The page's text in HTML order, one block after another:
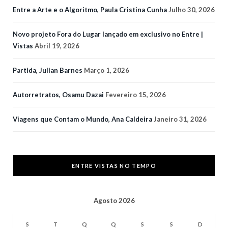
Entre a Arte e o Algoritmo, Paula Cristina CunhaJulho 30, 2026
Novo projeto Fora do Lugar lançado em exclusivo no Entre |
Vistas Abril 19, 2026
Partida, Julian Barnes Março 1, 2026
Autorretratos, Osamu Dazai Fevereiro 15, 2026
Viagens que Contam o Mundo, Ana CaldeiraJaneiro 31, 2026
ENTRE VISTAS NO TEMPO
Agosto 2026
S T Q Q S S D